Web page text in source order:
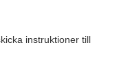
instruktioner till